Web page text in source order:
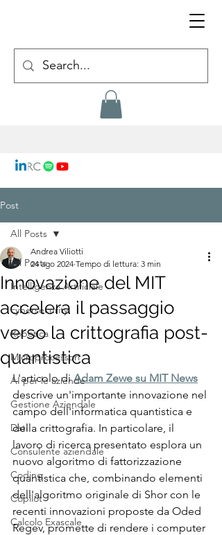
Post
All Posts
Intelligenza Artificiale
cybersecurity
Robotica
Microprocessori
AI per le aziende
Gestione Aziendale
Dati
Consulente aziendale
Coding
Copilot
Calcolo Exascale
All Posts
Innovazione del MIT
accelera il passaggio
verso la crittografia post-
quantistica
Andrea Viliotti
24 ago 2024 Tempo di lettura: 3 min
L'articolo di Adam Zewe su MIT News
descrive un'importante innovazione nel
campo dell'informatica quantistica e
della crittografia. In particolare, il
lavoro di ricerca presentato esplora un
nuovo algoritmo di fattorizzazione
quantistica che, combinando elementi
dell'algoritmo originale di Shor con le
recenti innovazioni proposte da Oded
Regev, promette di rendere i computer